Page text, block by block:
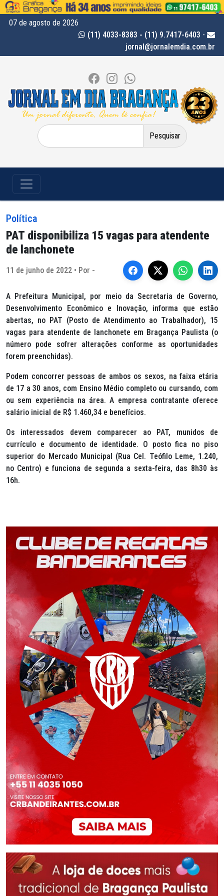
07 de agosto de 2026
(11) 4033-8383 - (11) 9.7417-6403 -
jornal@jornalemdia.com.br
Pesquisar
por:
Política
PAT disponibiliza 15 vagas para atendente
de lanchonete
11 de junho de 2022 • Por -
A Prefeitura Municipal, por meio da Secretaria de Governo,
Desenvolvimento Econômico e Inovação, informa que estão
abertas, no PAT (Posto de Atendimento ao Trabalhador), 15
vagas para atendente de lanchonete em Bragança Paulista (o
número pode sofrer alterações conforme as oportunidades
forem preenchidas).
Podem concorrer pessoas de ambos os sexos, na faixa etária
de 17 a 30 anos, com Ensino Médio completo ou cursando, com
ou sem experiência na área. A empresa contratante oferece
salário inicial de R$ 1.460,34 e benefícios.
Os interessados devem comparecer ao PAT, munidos de
currículo e documento de identidade. O posto fica no piso
superior do Mercado Municipal (Rua Cel. Teófilo Leme, 1.240,
no Centro) e funciona de segunda a sexta-feira, das 8h30 às
16h.